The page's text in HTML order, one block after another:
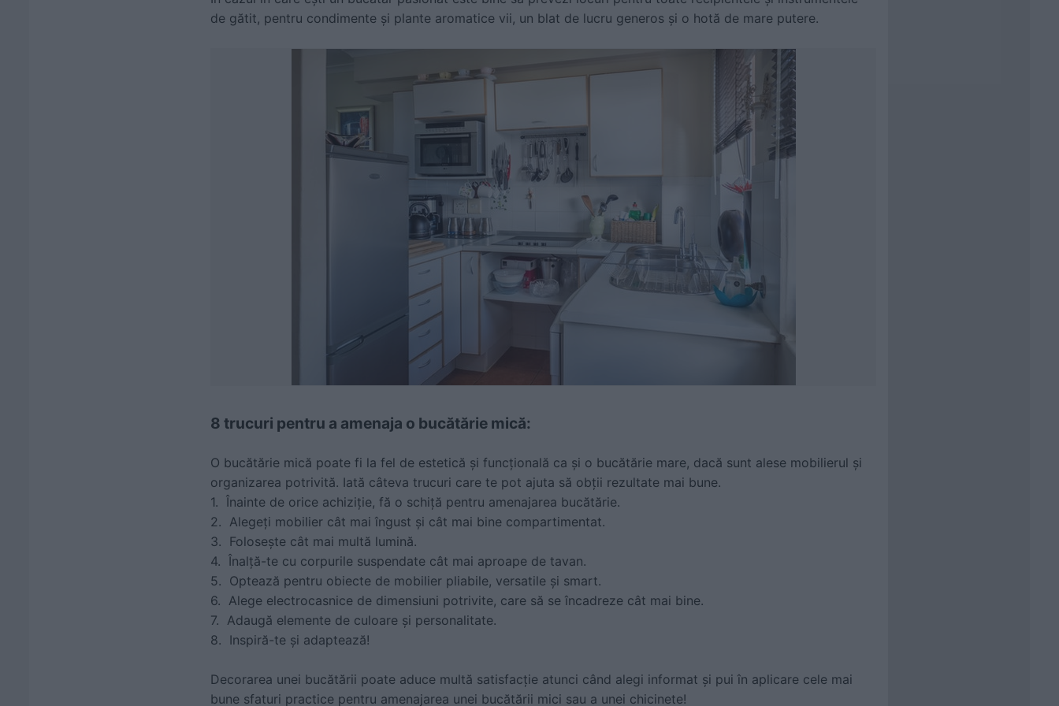
de gătit, pentru condimente și plante aromatice vii, un blat de lucru generos și o hotă de mare putere.
8 trucuri pentru a amenaja o bucătărie mică:
O bucătărie mică poate fi la fel de estetică și funcțională ca și o bucătărie mare, dacă sunt alese mobilierul și
organizarea potrivită. Iată câteva trucuri care te pot ajuta să obții rezultate mai bune.
1. Înainte de orice achiziție, fă o schiță pentru amenajarea bucătărie.
2. Alegeți mobilier cât mai îngust și cât mai bine compartimentat.
3. Folosește cât mai multă lumină.
4. Înalță-te cu corpurile suspendate cât mai aproape de tavan.
5. Optează pentru obiecte de mobilier pliabile, versatile și smart.
6. Alege electrocasnice de dimensiuni potrivite, care să se încadreze cât mai bine.
7. Adaugă elemente de culoare și personalitate.
8. Inspiră-te și adaptează!
Decorarea unei bucătării poate aduce multă satisfacție atunci când alegi informat și pui în aplicare cele mai
bune sfaturi practice pentru amenajarea unei bucătării mici sau a unei chicinete!